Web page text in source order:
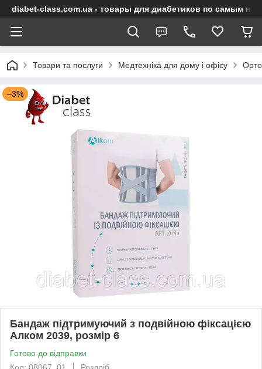
diabet-class.com.ua - товары для диабетиков по самым
Товари та послуги Медтехніка для дому і офісу
–3%
Бандаж підтримуючий з подвійною фіксацією
Алком 2039, розмір 6
Готово до відправки
Код: 08067_01
Роздріб